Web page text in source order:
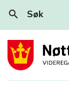
search Søk